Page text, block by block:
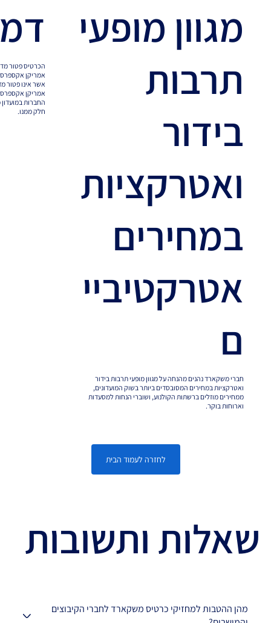
מגוון מופעי
תרבות
בידור
ואטרקציות
במחירים
אטרקטיביי
ם
חברי משקארד נהנים מהנחה על מגוון מופעי תרבות בידור
ואטרקציות במחירים המסובסדים ביותר בשוק המועדונים,
ממחירים מוזלים ברשתות הקולנוע, ושוברי הנחות למסעדות
וארוחות בוקר.
הכרטיס פטור
אמריקן
אשר אינו פטור
אמריקן
חלק ממנו.
לחזרה לעמוד הבית
שאלות ותשובות